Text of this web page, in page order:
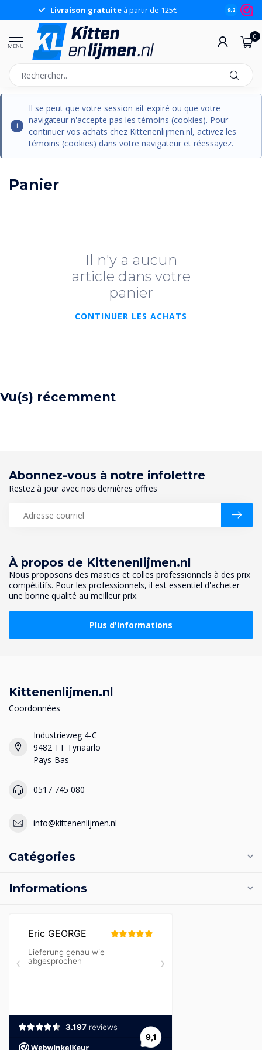
Livraison gratuite à partir de 125€ 9.2
MENU
0
Il se peut que votre session ait expiré ou que votre
navigateur n'accepte pas les témoins (cookies). Pour
continuer vos achats chez Kittenenlijmen.nl, activez les
témoins (cookies) dans votre navigateur et réessayez.
Panier
Il n'y a aucun
article dans votre
panier
CONTINUER LES ACHATS
Vu(s) récemment
À propos de Kittenenlijmen.nl
Nous proposons des mastics et colles professionnels à des prix
compétitifs. Pour les professionnels, il est essentiel d'acheter
une bonne qualité au meilleur prix.
Plus d'informations
Abonnez-vous à notre infolettre
Restez à jour avec nos dernières offres
Kittenenlijmen.nl
Coordonnées
Industrieweg 4-C
9482 TT Tynaarlo
Pays-Bas
0517 745 080
info@kittenenlijmen.nl
Catégories
Informations